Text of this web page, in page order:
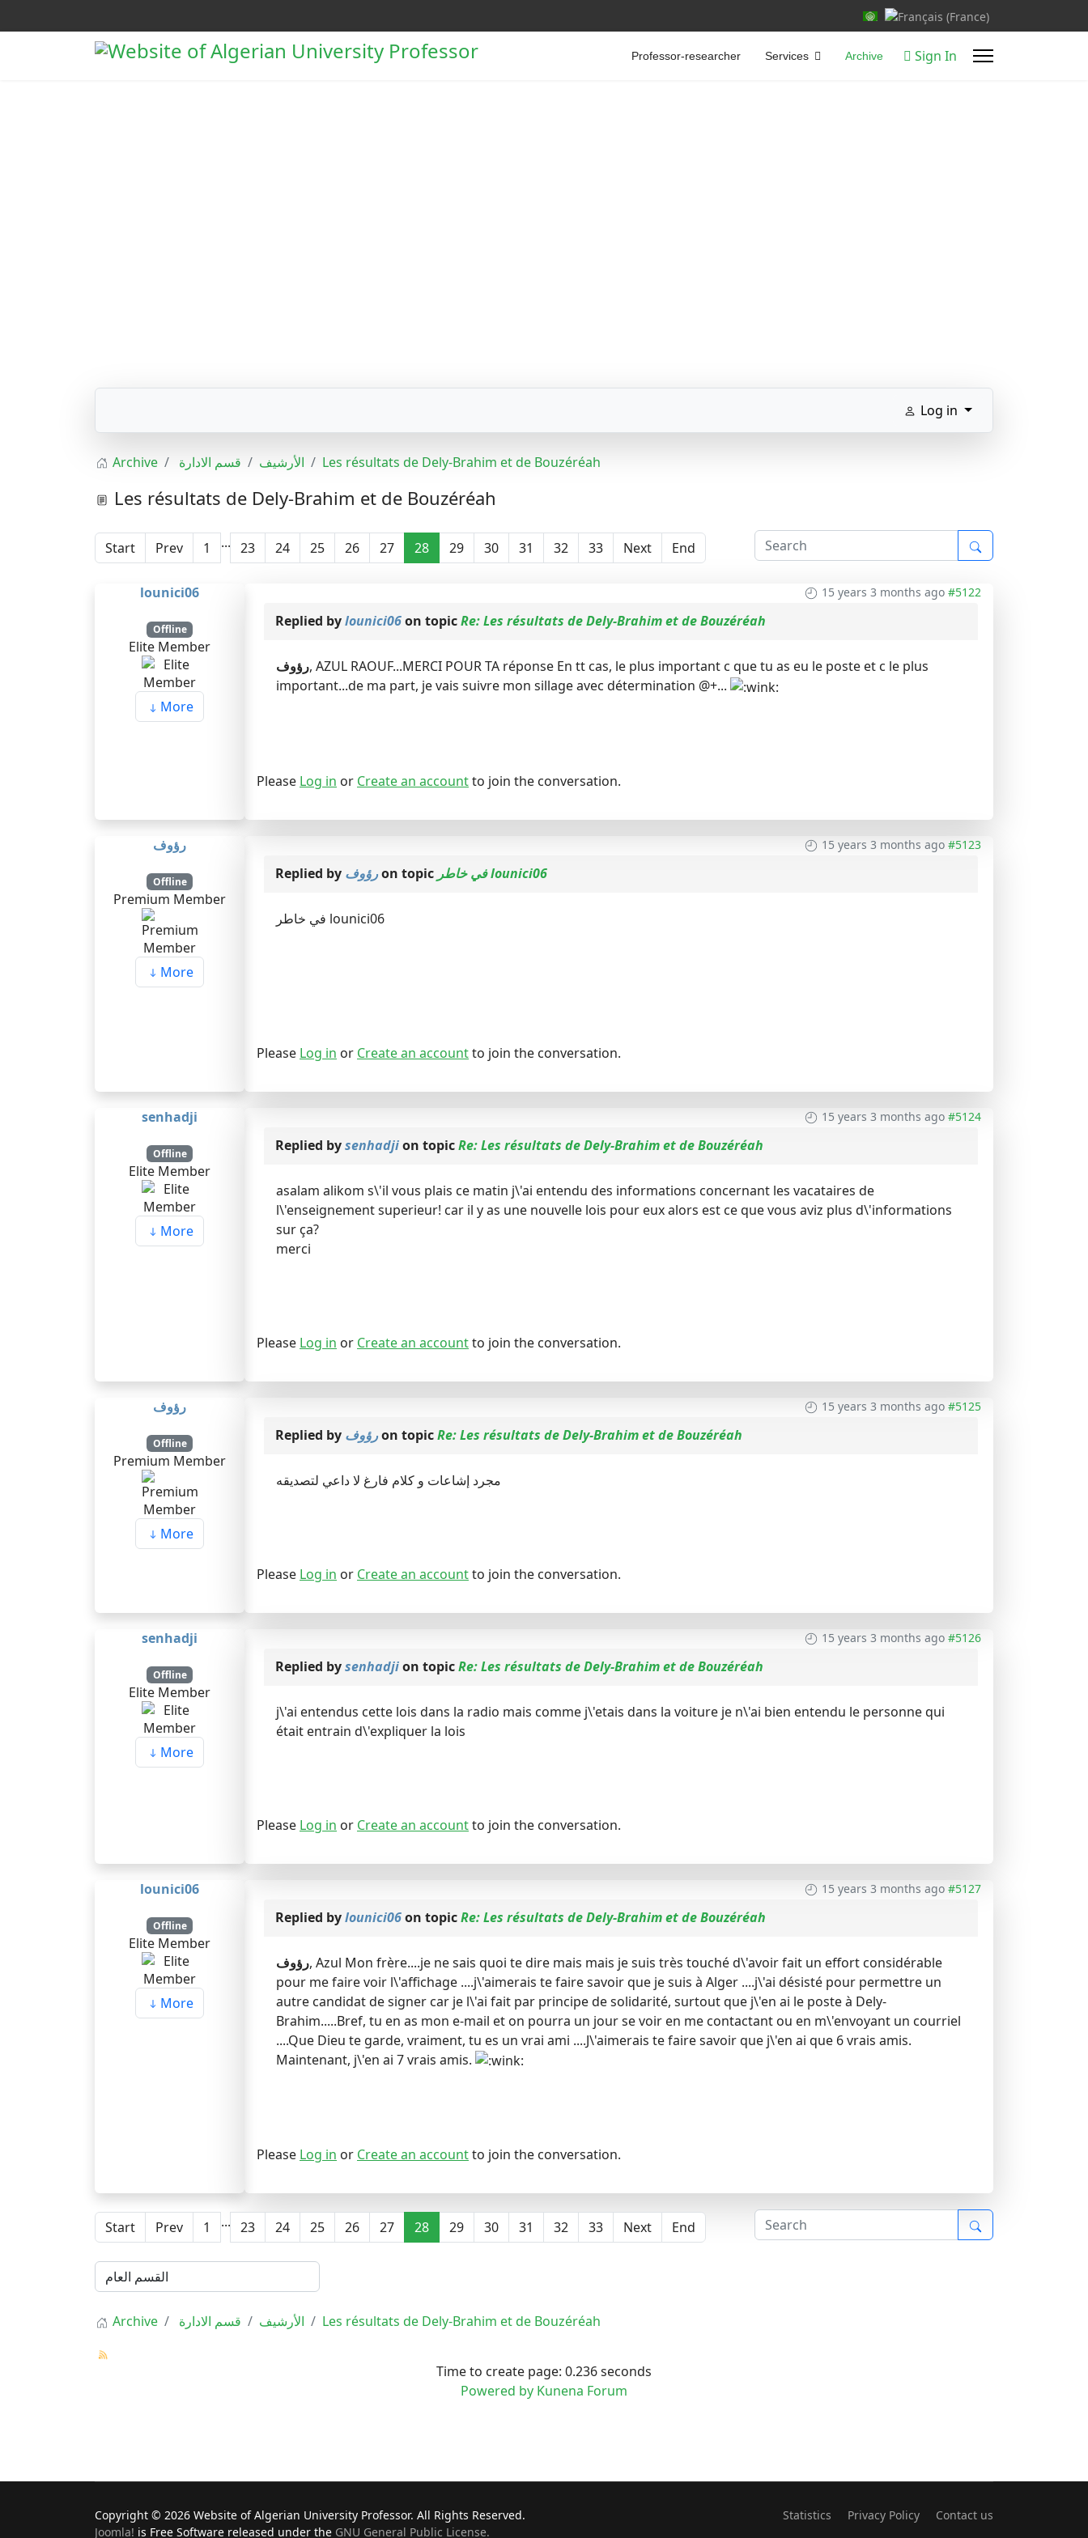
Select your language
Professor-researcher Services Archive Sign In
Log in
Archive قسم الادارة الأرشيف Les résultats de Dely-Brahim et de Bouzéréah
Les résultats de Dely-Brahim et de Bouzéréah
Start Prev 1 ... 23 24 25 26 27 28 29 30 31 32 33 Next End
lounici06
Offline
Elite Member
More
15 years 3 months ago #5122
Replied bylounici06on topicRe: Les résultats de Dely-Brahim et de Bouzéréah
رؤوف, AZUL RAOUF...MERCI POUR TA réponse En tt cas, le plus important c que tu as eu le poste et c le plus
important...de ma part, je vais suivre mon sillage avec détermination @+...
Please Log in or Create an accountto join the conversation.
رؤوف
Offline
Premium Member
More
15 years 3 months ago #5123
Replied by رؤوفon topic في خاطر lounici06
في خاطر lounici06
Please Log in or Create an accountto join the conversation.
senhadji
Offline
Elite Member
More
15 years 3 months ago #5124
Replied bysenhadjion topicRe: Les résultats de Dely-Brahim et de Bouzéréah
asalam alikom s\'il vous plais ce matin j\'ai entendu des informations concernant les vacataires de
l\'enseignement superieur! car il y as une nouvelle lois pour eux alors est ce que vous aviz plus d\'informations
sur ça?
merci
Please Log in or Create an accountto join the conversation.
رؤوف
Offline
Premium Member
More
15 years 3 months ago #5125
Replied by رؤوفon topicRe: Les résultats de Dely-Brahim et de Bouzéréah
مجرد إشاعات و كلام فارغ لا داعي لتصديقه
Please Log in or Create an accountto join the conversation.
senhadji
Offline
Elite Member
More
15 years 3 months ago #5126
Replied bysenhadjion topicRe: Les résultats de Dely-Brahim et de Bouzéréah
j\'ai entendus cette lois dans la radio mais comme j\'etais dans la voiture je n\'ai bien entendu le personne qui
était entrain d\'expliquer la lois
Please Log in or Create an accountto join the conversation.
lounici06
Offline
Elite Member
More
15 years 3 months ago #5127
Replied bylounici06on topicRe: Les résultats de Dely-Brahim et de Bouzéréah
رؤوف, Azul Mon frère....je ne sais quoi te dire mais mais je suis très touché d\'avoir fait un effort considérable
pour me faire voir l\'affichage ....j\'aimerais te faire savoir que je suis à Alger ....j\'ai désisté pour permettre un
autre candidat de signer car je l\'ai fait par principe de solidarité, surtout que j\'en ai le poste à Dely-
Brahim.....Bref, tu en as mon e-mail et on pourra un jour se voir en me contactant ou en m\'envoyant un courriel
....Que Dieu te garde, vraiment, tu es un vrai ami ....J\'aimerais te faire savoir que j\'en ai que 6 vrais amis.
Maintenant, j\'en ai 7 vrais amis.
Please Log in or Create an accountto join the conversation.
Start Prev 1 ... 23 24 25 26 27 28 29 30 31 32 33 Next End
Archive قسم الادارة الأرشيف Les résultats de Dely-Brahim et de Bouzéréah
Time to create page: 0.236 seconds
Powered by Kunena Forum
Copyright © 2026 Website of Algerian University Professor. All Rights Reserved.
Joomla! is Free Software released under the GNU General Public License.
Statistics Privacy Policy Contact us